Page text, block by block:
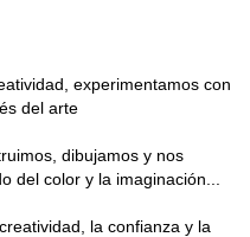
experimentamos con
del arte
dibujamos y nos
del color y la imaginación...
la confianza y la